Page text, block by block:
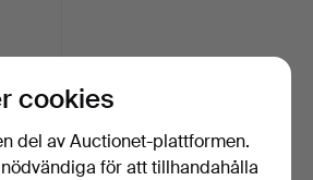
cookies
del av Auctionet-plattformen.
för att tillhandahålla